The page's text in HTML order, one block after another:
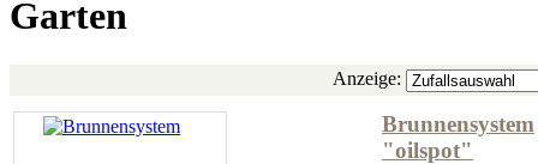
Garten
Anzeige:
Brunnensystem
"oilspot"